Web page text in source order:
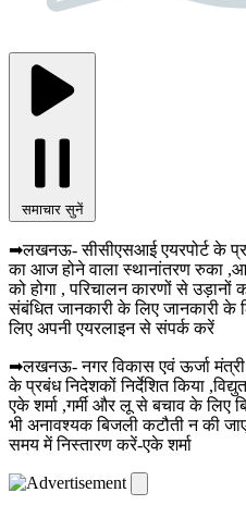
समाचार सुनें
➡लखनऊ- सीसीएसआई एयरपोर्ट के
का आज होने वाला स्थानांतरण रुका
को होगा , परिचालन कारणों से
संबंधित जानकारी के लिए जानकारी के
लिए अपनी एयरलाइन से संपर्क करें
➡लखनऊ- नगर विकास एवं ऊर्जा मंत्री
के प्रबंध निदेशकों निर्देशित किया
एके शर्मा ,गर्मी और लू से बचाव के लिए
भी अनावश्यक बिजली कटौती न की
समय में निस्तारण करें-एके शर्मा